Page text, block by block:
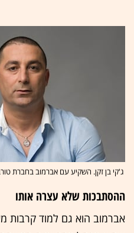
ג'קי בן זקן. השקיע עם אברמוב בחברת
ההסתבכות שלא עצרה אותו
אברמוב הוא גם למוד קרבות